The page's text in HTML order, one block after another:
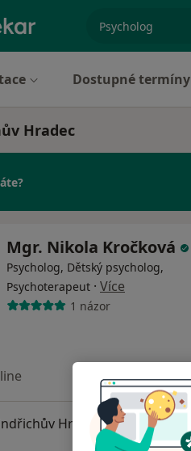
Dostupné termíny
Hradec
Mgr. Nikola Kročková
Psycholog, Dětský psycholog,
Psychoterapeut · Více
1 názor
Hradec• Mapa